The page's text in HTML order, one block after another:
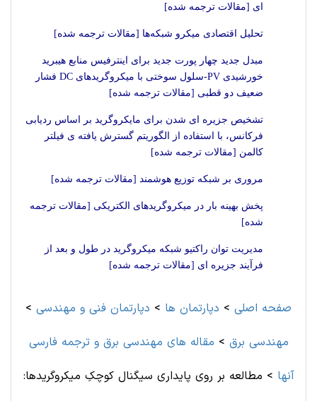
ای [مقالات ترجمه شده]
تحلیل اقتصادی میکرو شبکه‌ها [مقالات ترجمه شده]
مبدل جدید چهار پورت جدید برای اینترفیس منابع هیبرید
خورشیدی PV-سلول سوختی با میکروگریدهای DC فشار
ضعیف دو قطبی [مقالات ترجمه شده]
تشخیص جزیره ای شدن برای مایکروگرید بر اساس ردیابی
فرکانس، با استفاده از الگوریتم گسترش یافته ی فیلتر
کالمن [مقالات ترجمه شده]
مروری بر شبکه توزیع هوشمند [مقالات ترجمه شده]
پخش بهینه بار در میکروگریدهای الکتریکی [مقالات ترجمه
شده]
مدیریت توان راکتیو شبکه میکروگرید در طول و بعد از
فرآیند جزیره ای [مقالات ترجمه شده]
صفحه اصلی > دپارتمان ها > دپارتمان فنی و مهندسی >
مهندسی برق > مقاله های مهندسی برق و ترجمه فارسی
آنها > مطالعه بر روی پایداری سیگنال کوچکِ میکروگریدها: